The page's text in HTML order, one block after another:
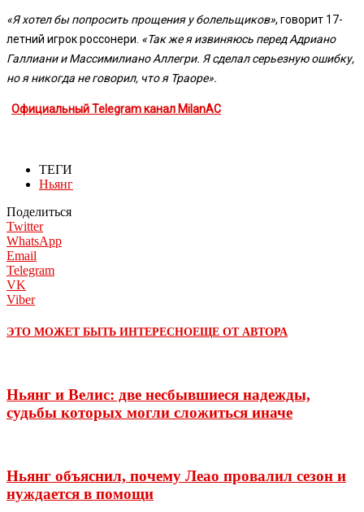
«Я хотел бы попросить прощения у болельщиков», говорит 17-
летний игрок россонери. «Так же я извиняюсь перед Адриано
Галлиани и Массимилиано Аллегри. Я сделал серьезную ошибку,
но я никогда не говорил, что я Траоре».
Официальный Telegram канал MilanAC
ТЕГИ
Ньянг
Поделиться
Twitter
WhatsApp
Email
Telegram
VK
Viber
ЭТО МОЖЕТ БЫТЬ ИНТЕРЕСНОЕЩЕ ОТ АВТОРА
Ньянг и Велис: две несбывшиеся надежды,
судьбы которых могли сложиться иначе
Ньянг объяснил, почему Леао провалил сезон и
нуждается в помощи